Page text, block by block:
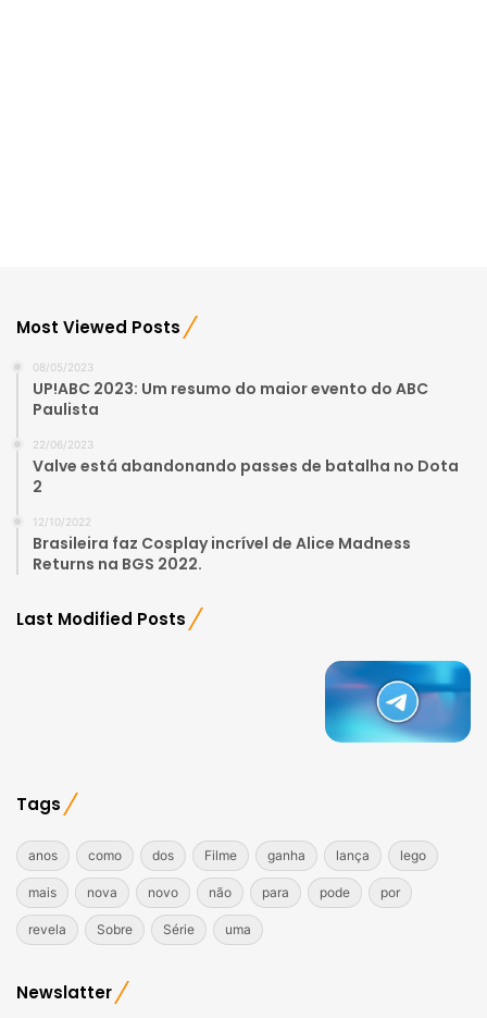
Most Viewed Posts
08/05/2023
UP!ABC 2023: Um resumo do maior evento do ABC
Paulista
22/06/2023
Valve está abandonando passes de batalha no Dota
2
12/10/2022
Brasileira faz Cosplay incrível de Alice Madness
Returns na BGS 2022.
Last Modified Posts
Tags
anos como dos Filme ganha lança lego
mais nova novo não para pode por
revela Sobre Série uma
Newslatter